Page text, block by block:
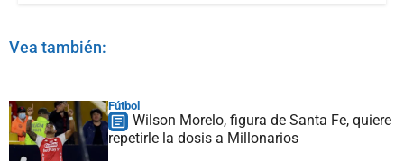
Vea también:
Fútbol
Wilson Morelo, figura de Santa Fe, quiere
repetirle la dosis a Millonarios